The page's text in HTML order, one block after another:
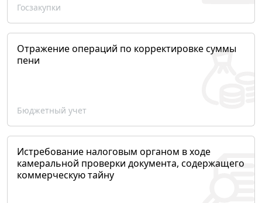
Госзакупки
Отражение операций по корректировке суммы
пени
Бюджетный учет
Истребование налоговым органом в ходе
камеральной проверки документа, содержащего
коммерческую тайну